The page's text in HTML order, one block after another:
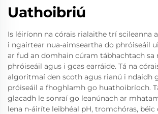
Uathoibriú
Is léiríonn na córais rialaithe trí scileanna
i ngairtear nua-aimseartha do phróiseáil
ar fud an domhain cúram tábhachtach sa
phróiseáil agus i gcas earráide. Tá na
algoritmaí den scoth agus rianú i ndaidh
próiseáil a fhoghlamh go huathoibríoch.
glacadh le sonraí go leanúnach ar
lena n-áiríte leibhéal pH, tromchóras, béic